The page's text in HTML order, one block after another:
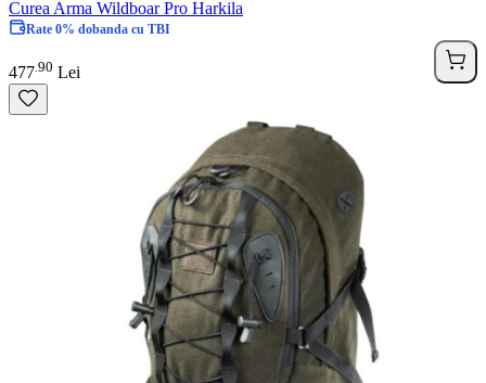
Curea Arma Wildboar Pro Harkila
Rate 0% dobanda cu TBI
477 90 Lei